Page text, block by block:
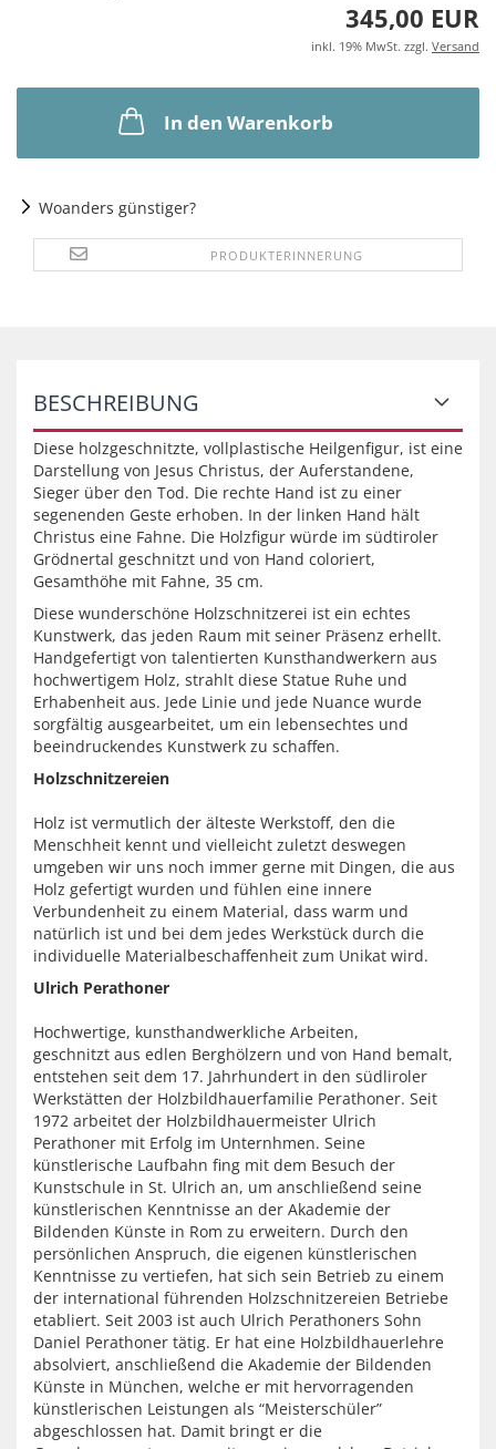
345,00 EUR
inkl. 19% MwSt. zzgl. Versand
In den Warenkorb
Woanders günstiger?
PRODUKTERINNERUNG
BESCHREIBUNG
Diese holzgeschnitzte, vollplastische Heilgenfigur, ist eine
Darstellung von Jesus Christus, der Auferstandene,
Sieger über den Tod. Die rechte Hand ist zu einer
segenenden Geste erhoben. In der linken Hand hält
Christus eine Fahne. Die Holzfigur würde im südtiroler
Grödnertal geschnitzt und von Hand coloriert,
Gesamthöhe mit Fahne, 35 cm.
Diese wunderschöne Holzschnitzerei ist ein echtes
Kunstwerk, das jeden Raum mit seiner Präsenz erhellt.
Handgefertigt von talentierten Kunsthandwerkern aus
hochwertigem Holz, strahlt diese Statue Ruhe und
Erhabenheit aus. Jede Linie und jede Nuance wurde
sorgfältig ausgearbeitet, um ein lebensechtes und
beeindruckendes Kunstwerk zu schaffen.
Holzschnitzereien
Holz ist vermutlich der älteste Werkstoff, den die
Menschheit kennt und vielleicht zuletzt deswegen
umgeben wir uns noch immer gerne mit Dingen, die aus
Holz gefertigt wurden und fühlen eine innere
Verbundenheit zu einem Material, dass warm und
natürlich ist und bei dem jedes Werkstück durch die
individuelle Materialbeschaffenheit zum Unikat wird.
Ulrich Perathoner
Hochwertige, kunsthandwerkliche Arbeiten,
geschnitzt aus edlen Berghölzern und von Hand bemalt,
entstehen seit dem 17. Jahrhundert in den südliroler
Werkstätten der Holzbildhauerfamilie Perathoner. Seit
1972 arbeitet der Holzbildhauermeister Ulrich
Perathoner mit Erfolg im Unternhmen. Seine
künstlerische Laufbahn fing mit dem Besuch der
Kunstschule in St. Ulrich an, um anschließend seine
künstlerischen Kenntnisse an der Akademie der
Bildenden Künste in Rom zu erweitern. Durch den
persönlichen Anspruch, die eigenen künstlerischen
Kenntnisse zu vertiefen, hat sich sein Betrieb zu einem
der international führenden Holzschnitzereien Betriebe
etabliert. Seit 2003 ist auch Ulrich Perathoners Sohn
Daniel Perathoner tätig. Er hat eine Holzbildhauerlehre
absolviert, anschließend die Akademie der Bildenden
Künste in München, welche er mit hervorragenden
künstlerischen Leistungen als “Meisterschüler”
abgeschlossen hat. Damit bringt er die